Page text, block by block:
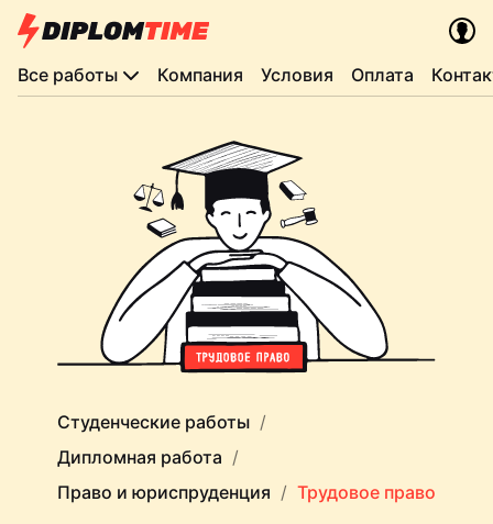
Все работы Компания Условия Оплата
Студенческие работы
Дипломная работа
Право и юриспруденция
Трудовое право